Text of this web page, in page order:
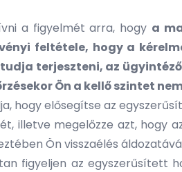
a figyelmét arra, hogy a
feltétele, hogy a
terjeszteni, az
Ön a kellő szintet
hogy elősegítse az
illetve megelőzze azt, hogy
Ön visszaélés
figyeljen az egyszerűsített